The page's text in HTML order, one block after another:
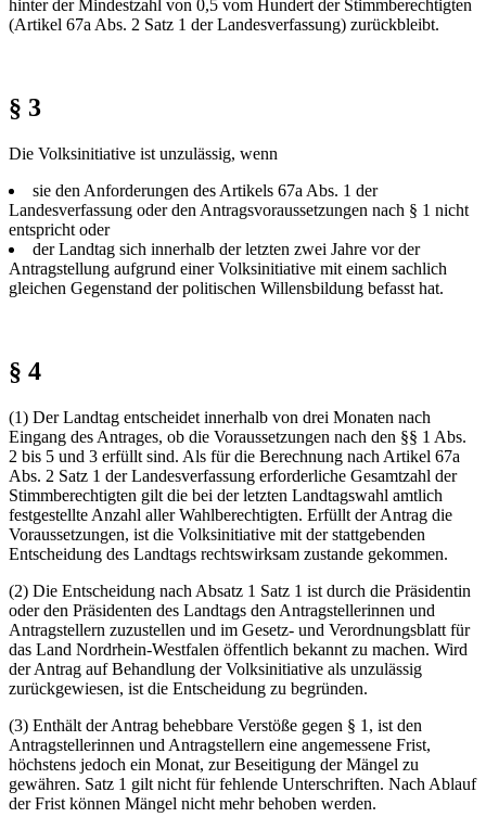
hinter der Mindestzahl von 0,5 vom Hundert der Stimmberechtigten
(Artikel 67a Abs. 2 Satz 1 der Landesverfassung) zurückbleibt.
§ 3
Die Volksinitiative ist unzulässig, wenn
sie den Anforderungen des Artikels 67a Abs. 1 der
Landesverfassung oder den Antragsvoraussetzungen nach § 1 nicht
entspricht oder
der Landtag sich innerhalb der letzten zwei Jahre vor der
Antragstellung aufgrund einer Volksinitiative mit einem sachlich
gleichen Gegenstand der politischen Willensbildung befasst hat.
§ 4
(1) Der Landtag entscheidet innerhalb von drei Monaten nach
Eingang des Antrages, ob die Voraussetzungen nach den §§ 1 Abs.
2 bis 5 und 3 erfüllt sind. Als für die Berechnung nach Artikel 67a
Abs. 2 Satz 1 der Landesverfassung erforderliche Gesamtzahl der
Stimmberechtigten gilt die bei der letzten Landtagswahl amtlich
festgestellte Anzahl aller Wahlberechtigten. Erfüllt der Antrag die
Voraussetzungen, ist die Volksinitiative mit der stattgebenden
Entscheidung des Landtags rechtswirksam zustande gekommen.
(2) Die Entscheidung nach Absatz 1 Satz 1 ist durch die Präsidentin
oder den Präsidenten des Landtags den Antragstellerinnen und
Antragstellern zuzustellen und im Gesetz- und Verordnungsblatt für
das Land Nordrhein-Westfalen öffentlich bekannt zu machen. Wird
der Antrag auf Behandlung der Volksinitiative als unzulässig
zurückgewiesen, ist die Entscheidung zu begründen.
(3) Enthält der Antrag behebbare Verstöße gegen § 1, ist den
Antragstellerinnen und Antragstellern eine angemessene Frist,
höchstens jedoch ein Monat, zur Beseitigung der Mängel zu
gewähren. Satz 1 gilt nicht für fehlende Unterschriften. Nach Ablauf
der Frist können Mängel nicht mehr behoben werden.